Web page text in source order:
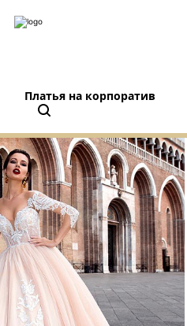
Платья на корпоратив